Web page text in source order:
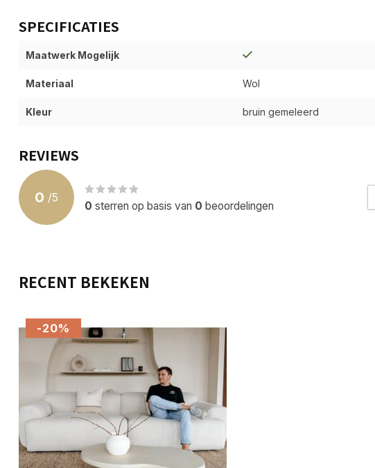
SPECIFICATIES
Maatwerk Mogelijk
Materiaal Wol
Kleur bruin gemeleerd
REVIEWS
0 /5
0 sterren op basis van 0 beoordelingen
RECENT BEKEKEN
-20%